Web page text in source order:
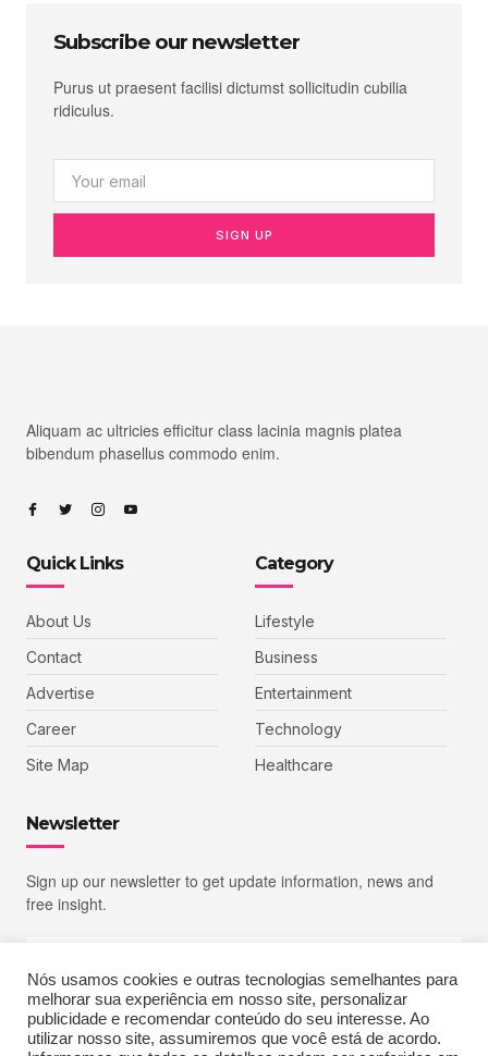
Subscribe our newsletter
Purus ut praesent facilisi dictumst sollicitudin cubilia
ridiculus.
SIGN UP
Aliquam ac ultricies efficitur class lacinia magnis platea
bibendum phasellus commodo enim.
Quick Links
About Us
Contact
Advertise
Career
Site Map
Category
Lifestyle
Business
Entertainment
Technology
Healthcare
Newsletter
Sign up our newsletter to get update information, news and
free insight.
SIGN UP
Nós usamos cookies e outras tecnologias semelhantes para
melhorar sua experiência em nosso site, personalizar
publicidade e recomendar conteúdo do seu interesse. Ao
utilizar nosso site, assumiremos que você está de acordo.